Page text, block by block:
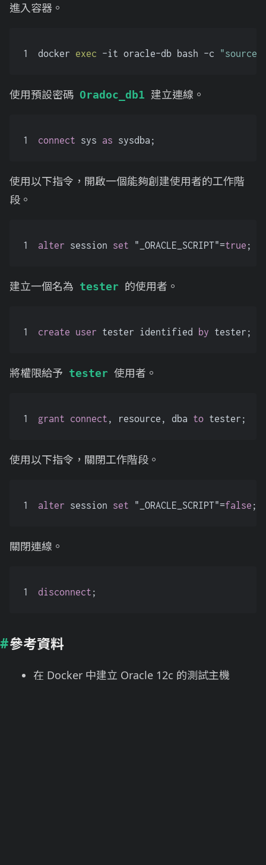
進入容器。
1 docker exec -it oracle-db bash -c "source
使用預設密碼 Oradoc_db1 建立連線。
1 connect sys as sysdba;
使用以下指令，開啟一個能夠創建使用者的工作階
段。
1 alter session set "_ORACLE_SCRIPT"=true ;
建立一個名為 tester 的使用者。
1 create user tester identified by tester;
將權限給予 tester 使用者。
1 grant connect , resource, dba to tester;
使用以下指令，關閉工作階段。
1 alter session set "_ORACLE_SCRIPT"=false ;
關閉連線。
1 disconnect ;
參考資料
在 Docker 中建立 Oracle 12c 的測試主機